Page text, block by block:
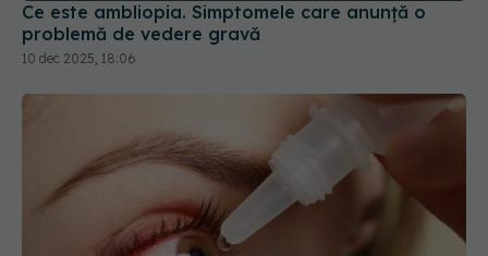
Ce este ambliopia. Simptomele care anunță o
problemă de vedere gravă
10 dec 2025, 18:06